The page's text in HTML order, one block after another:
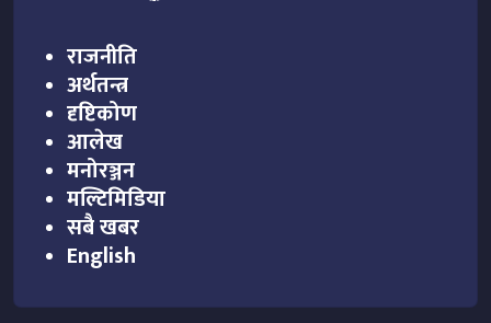
राजनीति
अर्थतन्त्र
दृष्टिकोण
आलेख
मनोरञ्जन
मल्टिमिडिया
सबै खबर
English